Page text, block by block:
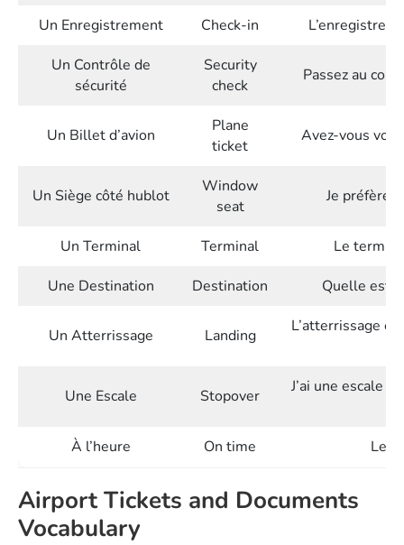
Un Enregistrement Check-in
Un Contrôle de
sécurité
Security
check
Passez au
Un Billet d’avion
Plane
ticket
Avez-vous
Un Siège côté hublot
Window
seat
Je préfère
Un Terminal Terminal
Le
Une Destination
Destination Quelle est
Un Atterrissage Landing L’atterrissage
Une Escale Stopover J’ai une escale
À l’heure On time Le
Airport Tickets and Documents
Vocabulary